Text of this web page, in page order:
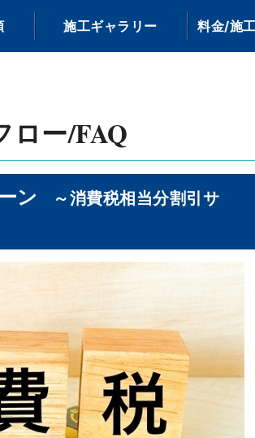
施工ギャラリー 料金/施
ロー/FAQ
ン
～消費税相当分割引サ